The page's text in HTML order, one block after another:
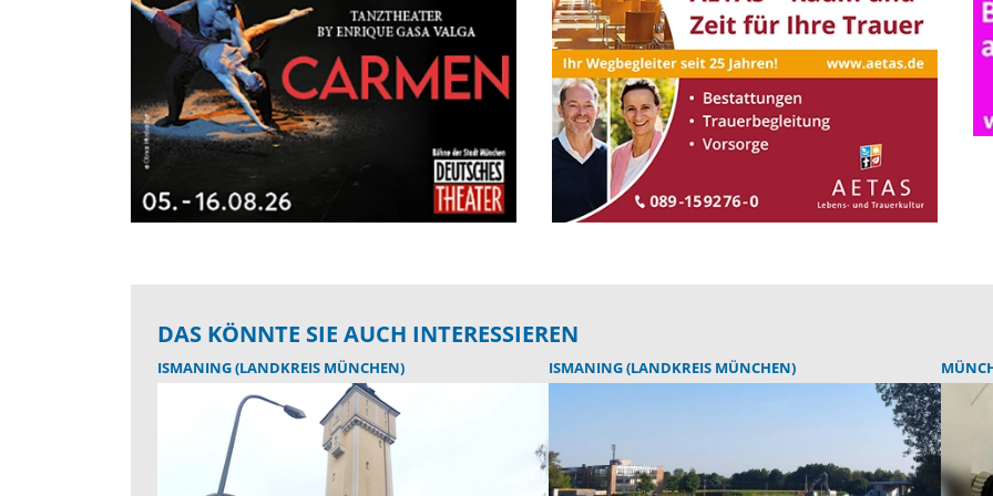
DAS KÖNNTE SIE AUCH INTERESSIEREN
ISMANING (LANDKREIS MÜNCHEN) ISMANING (LANDKREIS MÜNCHEN)